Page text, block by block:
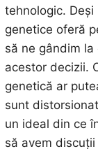
tehnologic.
genetice oferă
să ne gândim
acestor decizii.
genetică ar
sunt
un ideal din ce
să avem